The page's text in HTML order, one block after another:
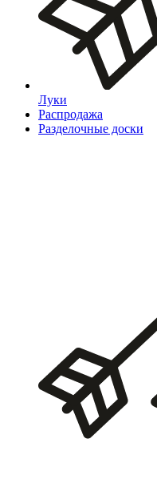
Луки
Распродажа
Разделочные доски